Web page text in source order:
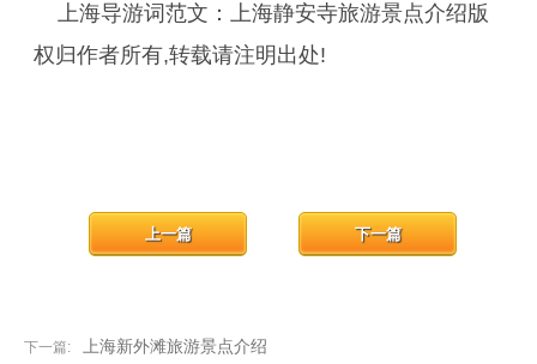
上海导游词范文：上海静安寺旅游景点介绍版
权归作者所有,转载请注明出处!
下一篇: 上海新外滩旅游景点介绍
下一篇
上一篇